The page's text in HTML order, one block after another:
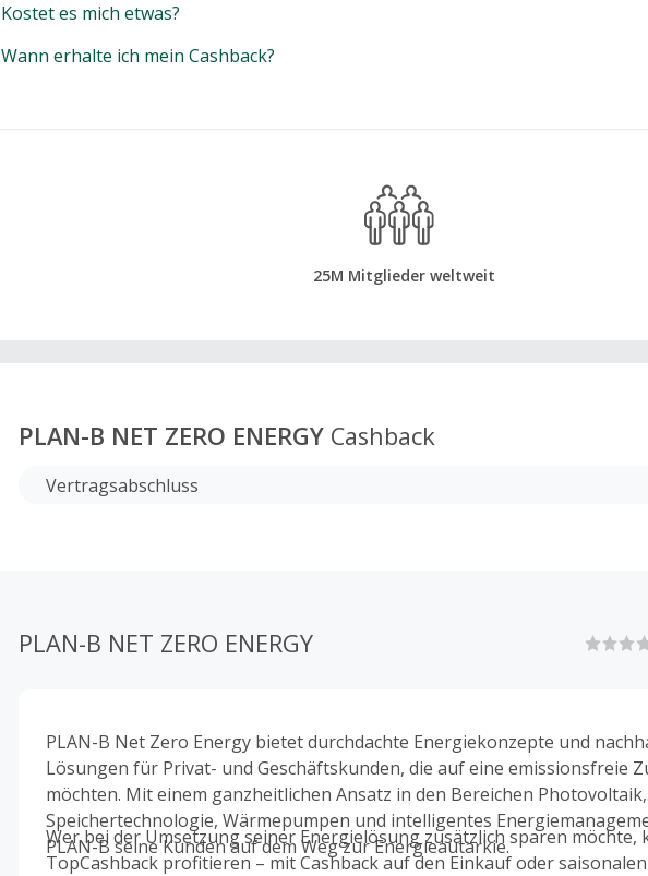
Kostet es mich etwas?
Wann erhalte ich mein Cashback?
25M Mitglieder weltweit
PLAN-B NET ZERO ENERGY Cashback
Vertragsabschluss
PLAN-B NET ZERO ENERGY
PLAN-B Net Zero Energy bietet durchdachte Energiekonzepte und
Lösungen für Privat- und Geschäftskunden, die auf eine emissionsfreie
möchten. Mit einem ganzheitlichen Ansatz in den Bereichen Photovoltaik,
Speichertechnologie, Wärmepumpen und intelligentes
PLAN-B seine Kunden auf dem Weg zur Energieautarkie.
Wer bei der Umsetzung seiner Energielösung zusätzlich sparen möchte,
TopCashback profitieren – mit Cashback auf den Einkauf oder